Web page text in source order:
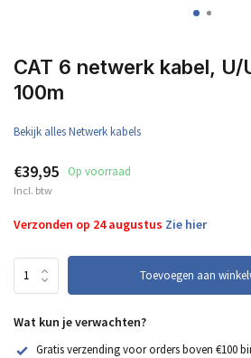
CAT 6 netwerk kabel, U/
100m
Bekijk alles Netwerk kabels
€39,95 Op voorraad
Incl. btw
Verzonden op 24 augustus Zie hier
Toevoegen aan
Wat kun je verwachten?
Gratis verzending voor orders boven €100